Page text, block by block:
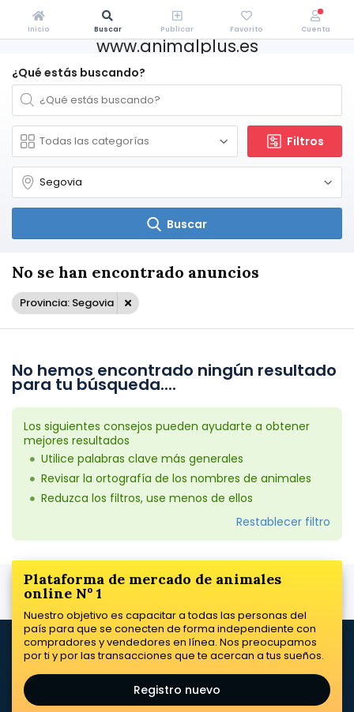
www.animalplus.es
¿Qué estás buscando?
Filtros
Buscar
No se han encontrado anuncios
Provincia: Segovia
No hemos encontrado ningún resultado
para tu búsqueda....
Los siguientes consejos pueden ayudarte a obtener
mejores resultados
Utilice palabras clave más generales
Revisar la ortografía de los nombres de animales
Reduzca los filtros, use menos de ellos
Restablecer filtro
Plataforma de mercado de animales
online Nº 1
Nuestro objetivo es capacitar a todas las personas del
país para que se conecten de forma independiente con
compradores y vendedores en línea. Nos preocupamos
por ti y por las transacciones que te acercan a tus sueños.
Registro nuevo
Inicio Buscar Publicar Favorito Cuenta